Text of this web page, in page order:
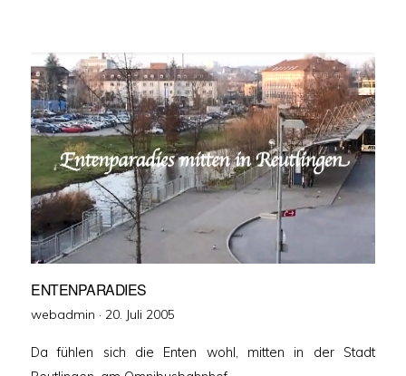
ENTENPARADIES
webadmin · Veröffentlicht
20. Juli 2005
Da fühlen sich die Enten wohl, mitten in der Stadt